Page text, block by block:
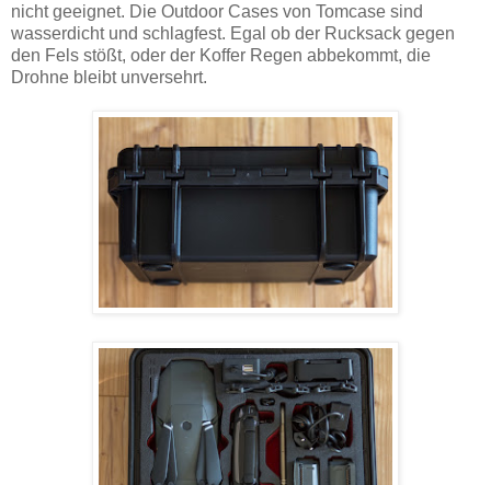
nicht geeignet. Die Outdoor Cases von Tomcase sind
wasserdicht und schlagfest. Egal ob der Rucksack gegen
den Fels stößt, oder der Koffer Regen abbekommt, die
Drohne bleibt unversehrt.